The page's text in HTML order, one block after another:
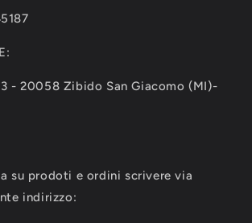
- 20058 Zibido San Giacomo (MI)-
su prodoti e ordini scrivere via
indirizzo: